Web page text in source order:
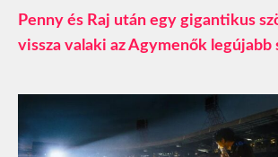
Penny és Raj után egy gigantikus
vissza valaki az Agymenők